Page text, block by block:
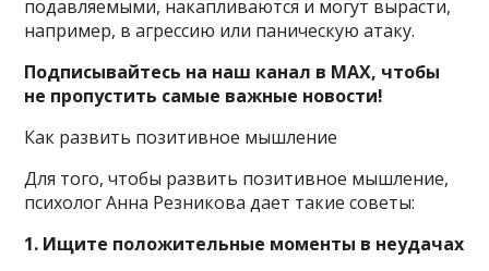
подавляемыми, накапливаются и могут вырасти,
например, в агрессию или паническую атаку.
Подписывайтесь на наш канал в MAX, чтобы
не пропустить самые важные новости!
Как развить позитивное мышление
Для того, чтобы развить позитивное мышление,
психолог Анна Резникова дает такие советы:
1. Ищите положительные моменты в неудачах